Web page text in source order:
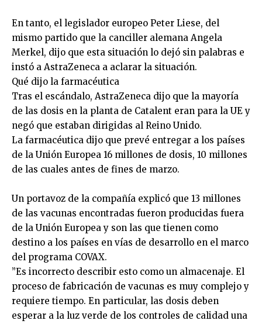
En tanto, el legislador europeo Peter Liese, del
mismo partido que la canciller alemana Angela
Merkel, dijo que esta situación lo dejó sin palabras e
instó a AstraZeneca a aclarar la situación.
Qué dijo la farmacéutica
Tras el escándalo, AstraZeneca dijo que la mayoría
de las dosis en la planta de Catalent eran para la UE y
negó que estaban dirigidas al Reino Unido.
La farmacéutica dijo que prevé entregar a los países
de la Unión Europea 16 millones de dosis, 10 millones
de las cuales antes de fines de marzo.
Un portavoz de la compañía explicó que 13 millones
de las vacunas encontradas fueron producidas fuera
de la Unión Europea y son las que tienen como
destino a los países en vías de desarrollo en el marco
del programa COVAX.
”Es incorrecto describir esto como un almacenaje. El
proceso de fabricación de vacunas es muy complejo y
requiere tiempo. En particular, las dosis deben
esperar a la luz verde de los controles de calidad una